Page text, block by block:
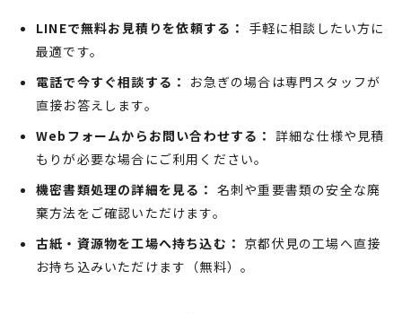
LINEで無料お見積りを依頼する： 手軽に相談したい方に
最適です。
電話で今すぐ相談する： お急ぎの場合は専門スタッフが
直接お答えします。
Webフォームからお問い合わせする： 詳細な仕様や見積
もりが必要な場合にご利用ください。
機密書類処理の詳細を見る： 名刺や重要書類の安全な廃
棄方法をご確認いただけます。
古紙・資源物を工場へ持ち込む： 京都伏見の工場へ直接
お持ち込みいただけます（無料）。